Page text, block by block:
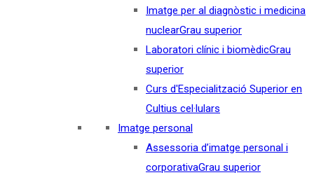
Imatge per al diagnòstic i medicina
nuclearGrau superior
Laboratori clínic i biomèdicGrau
superior
Curs d'Especialització Superior en
Cultius cel·lulars
Imatge personal
Assessoria d’imatge personal i
corporativaGrau superior